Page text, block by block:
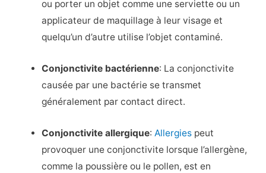
ou porter un objet comme une serviette ou un
applicateur de maquillage à leur visage et
quelqu’un d’autre utilise l’objet contaminé.
Conjonctivite bactérienne: La conjonctivite
causée par une bactérie se transmet
généralement par contact direct.
Conjonctivite allergique:Allergies peut
provoquer une conjonctivite lorsque l’allergène,
comme la poussière ou le pollen, est en